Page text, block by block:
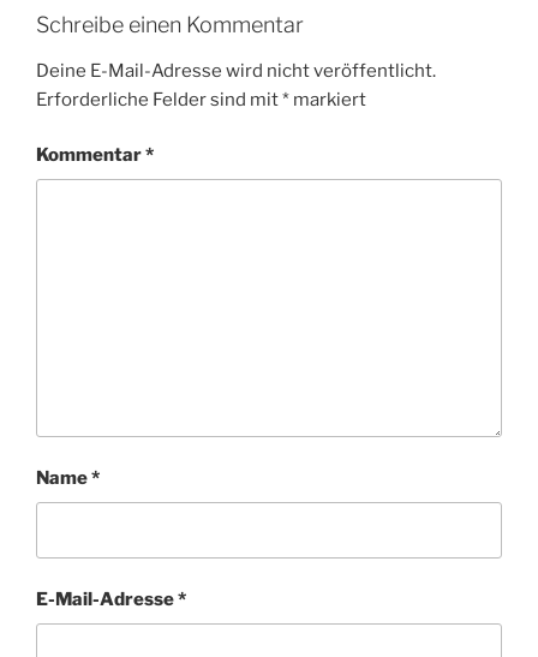
Schreibe einen Kommentar
Deine E-Mail-Adresse wird nicht veröffentlicht.
Erforderliche Felder sind mit* markiert
Kommentar*
Name*
E-Mail-Adresse*